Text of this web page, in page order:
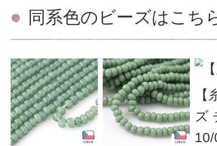
同系色のビーズはこち
ズ